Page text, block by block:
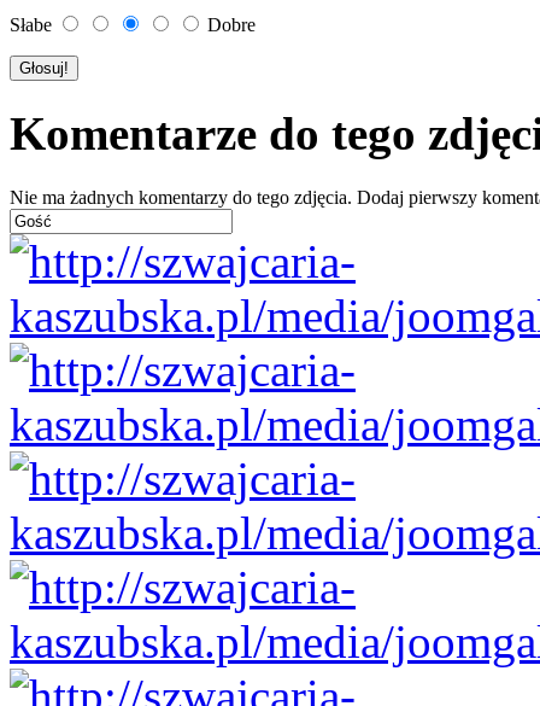
Słabe Dobre
Komentarze do tego
Nie ma żadnych komentarzy do tego zdjęcia. Dodaj pierwszy